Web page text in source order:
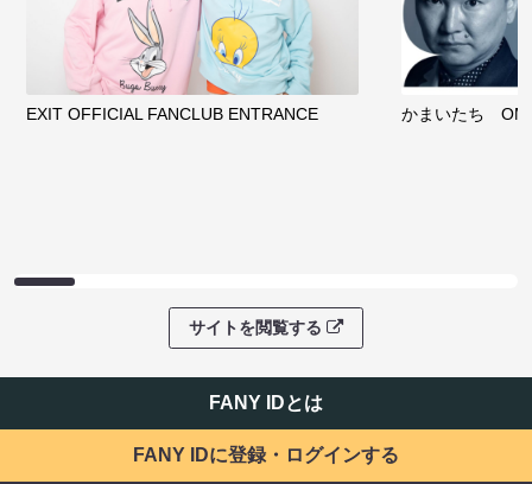
EXIT OFFICIAL FANCLUB ENTRANCE かまいたち
サイトを閲覧する
FANY IDとは
FANY IDに登録・ログインする